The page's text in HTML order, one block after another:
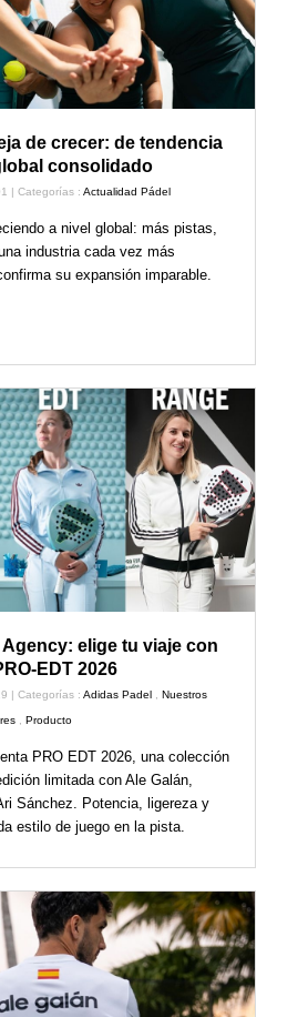
de crecer: de tendencia
consolidado
| Categorías :Actualidad Pádel
a nivel global: más pistas,
industria cada vez más
su expansión imparable.
elige tu viaje con
EDT 2026
| Categorías :Adidas Padel ,Nuestros
,Producto
PRO EDT 2026, una colección
limitada con Ale Galán,
Sánchez. Potencia, ligereza y
estilo de juego en la pista.